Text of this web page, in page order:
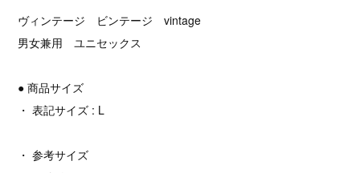
ヴィンテージ ビンテージ vintage
男女兼用 ユニセックス
● 商品サイズ
・ 表記サイズ : L
・ 参考サイズ